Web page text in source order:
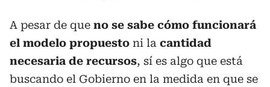
A pesar de que no se sabe cómo funcionará
el modelo propuesto ni la cantidad
necesaria de recursos, sí es algo que está
buscando el Gobierno en la medida en que se